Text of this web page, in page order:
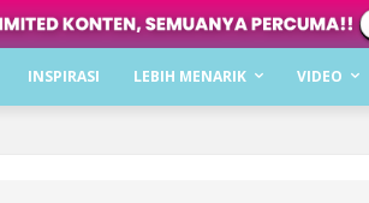
INSPIRASI LEBIH MENARIK VIDEO